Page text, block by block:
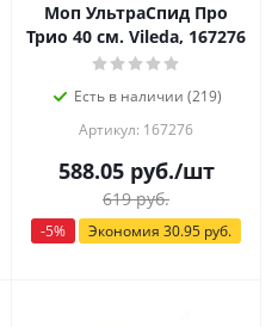
Моп УльтраСпид Про
Трио 40 см. Vileda, 167276
Есть в наличии (219)
Артикул: 167276
588.05руб./шт
619руб.
-5% Экономия 30.95 руб.